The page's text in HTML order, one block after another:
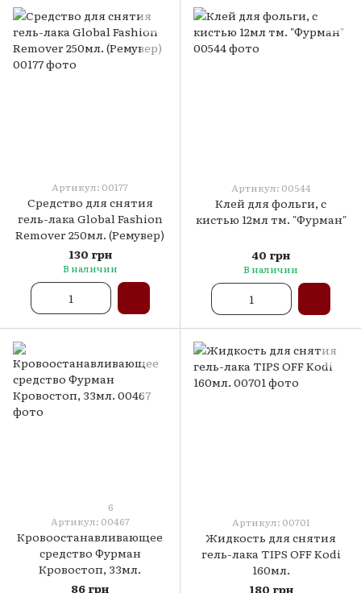
Артикул: 00177
Средство для снятия
гель-лака Global Fashion
Remover 250мл. (Ремувер)
130 грн
В наличии
Артикул: 00544
Клей для фольги, с
кистью 12мл тм. "Фурман"
40 грн
В наличии
6
Артикул: 00467
Кровоостанавливающее
средство Фурман
Кровостоп, 33мл.
86 грн
Артикул: 00701
Жидкость для снятия
гель-лака TIPS OFF Kodi
160мл.
180 грн